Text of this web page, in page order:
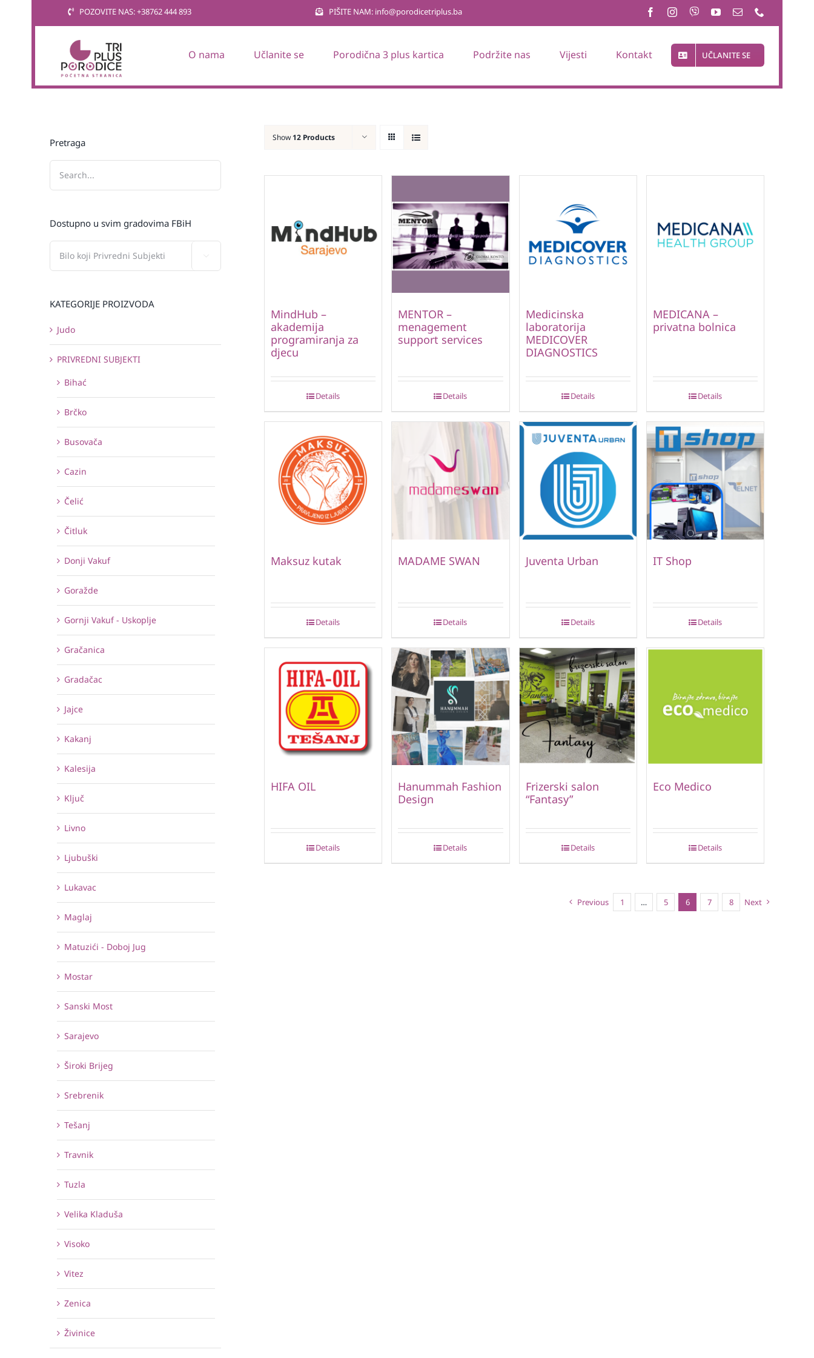
POZOVITE NAS: +38762 444 893 PIŠITE NAM: info@porodicetriplus.ba
O nama Učlanite se Porodična 3 plus kartica Podržite nas Vijesti Kontakt UČLANITE SE
Show 12 Products
MindHub –
akademija
programiranja za
djecu
Details
MENTOR –
menagement
support services
Details
Medicinska
laboratorija
MEDICOVER
DIAGNOSTICS
Details
MEDICANA –
privatna bolnica
Details
Maksuz kutak
Details
MADAME SWAN
Details
Juventa Urban
Details
IT Shop
Details
HIFA OIL
Details
Hanummah Fashion
Design
Details
Frizerski salon
“Fantasy”
Details
Eco Medico
Details
Previous 1 … 5 6 7 8 Next
Pretraga
Dostupno u svim gradovima FBiH
KATEGORIJE PROIZVODA
Judo
PRIVREDNI SUBJEKTI
Bihać
Brčko
Busovača
Cazin
Čelić
Čitluk
Donji Vakuf
Goražde
Gornji Vakuf - Uskoplje
Gračanica
Gradačac
Jajce
Kakanj
Kalesija
Ključ
Livno
Ljubuški
Lukavac
Maglaj
Matuzići - Doboj Jug
Mostar
Sanski Most
Sarajevo
Široki Brijeg
Srebrenik
Tešanj
Travnik
Tuzla
Velika Kladuša
Visoko
Vitez
Zenica
Živinice